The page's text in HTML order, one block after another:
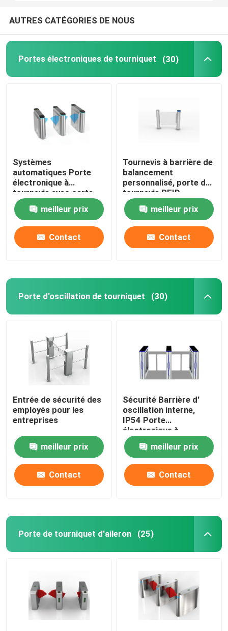
Portes de sécurité de bureau
Système de contrôle d'accès à la porte intelligente
AUTRES CATÉGORIES DE NOUS
Portes électroniques de tourniquet (30)
Systèmes
automatiques Porte
électronique à
tournevis avec carte
RFID 550-900 mm
meilleur prix
Contact
Tournevis à barrière de
balancement
personnalisé, porte de
tournevis RFID
sécurisée électronique
meilleur prix
Contact
Porte d'oscillation de tourniquet (30)
Entrée de sécurité des
employés pour les
entreprises
meilleur prix
Contact
Sécurité Barrière d'
oscillation interne,
IP54 Porte
électronique à
tournevis
meilleur prix
Contact
Porte de tourniquet d'aileron (25)